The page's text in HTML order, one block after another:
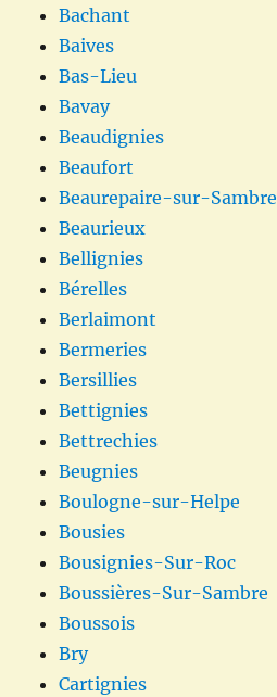
Bachant
Baives
Bas-Lieu
Bavay
Beaudignies
Beaufort
Beaurepaire-sur-Sambre
Beaurieux
Bellignies
Bérelles
Berlaimont
Bermeries
Bersillies
Bettignies
Bettrechies
Beugnies
Boulogne-sur-Helpe
Bousies
Bousignies-Sur-Roc
Boussières-Sur-Sambre
Boussois
Bry
Cartignies